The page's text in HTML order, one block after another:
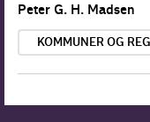
Peter G. H. Madsen
KOMMUNER OG